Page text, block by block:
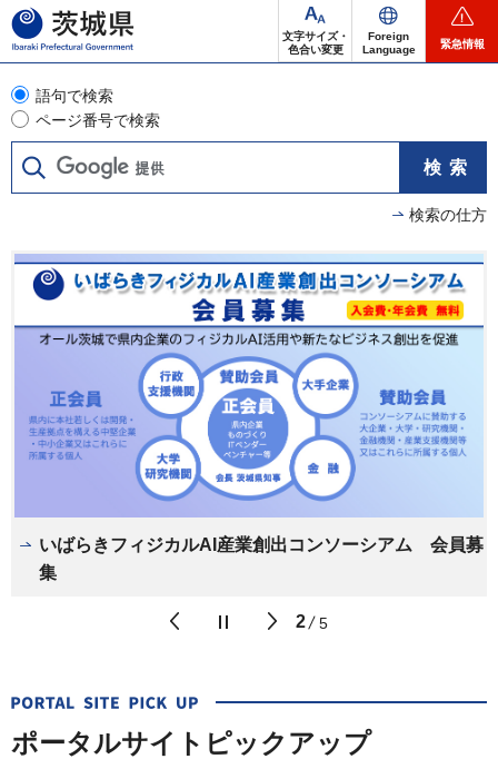
茨城県
文字サイズ・
色合い変更
Foreign
Language
緊急情報
語句で検索
ページ番号で検索
検索の仕方
前のスライドを表示
2 5
変わる茨城！～最新の政策などを動画やSNSで紹介し
ています～
いばらきフィジカルAI産業創出コンソーシアム 会員募
集
いま、いばらきが咲いている - IBARAKI is
Blossoming -
いばベジスタイル～野菜350gで高血圧予防～
ひとり親の皆さまの育児と仕事の両立やキャリアアップ
をサポートします！
ポータルサイトピックアップ